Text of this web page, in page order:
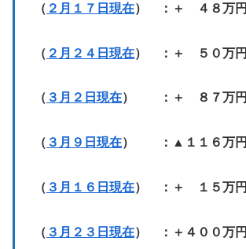
（ ２月１７日現在） ：＋ ４８万円
（ ２月２４日現在） ：＋ ５０万円
（ ３月２日現在） ：＋ ８７万円
（ ３月９日現在） ：▲１１６万円
（ ３月１６日現在） ：＋ １５万円
（ ３月２３日現在） ：＋４００万円